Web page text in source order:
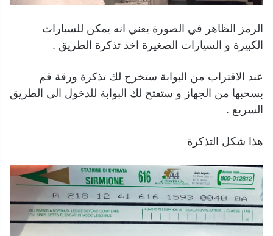
الرمز الظاهر في الصورة يعني انه يمكن للسيارات
الكبيرة و السيارات الصغيرة اخذ تذكرة الطريق .
عند الاقتراب من البوابة ستخرج لك تذكرة ورقة قم
بسحبها من الجهاز و ستفتح لك البوابة للدخول الى الطريق
السريع .
هذا شكل التذكرة